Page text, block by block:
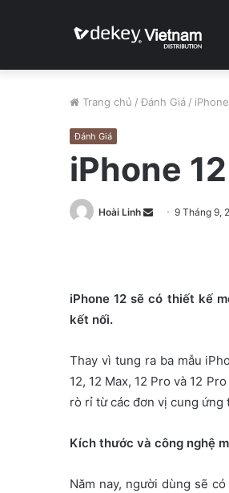
Trang chủ / Đánh Giá /
Đánh Giá
iPhone
Hoài Linh
a
i
l
9 Tháng 9,
iPhone 12 sẽ có thiết kế
kết nối.
Thay vì tung ra ba mẫu
12, 12 Max, 12 Pro và 12
rò rỉ từ các đơn vị cung ứng
Kích thước và công nghệ
Năm nay, người dùng sẽ